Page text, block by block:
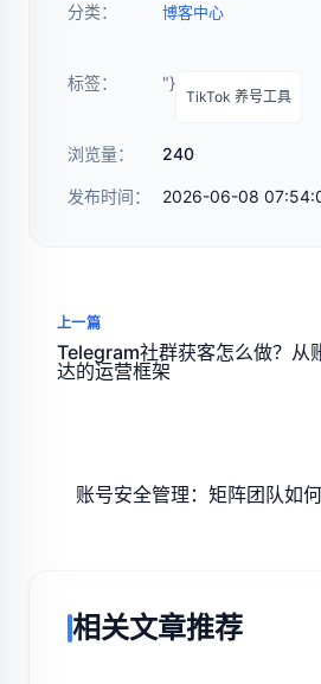
分类： 博客中心
标签： "}
TikTok 养号工具
浏览量： 240
发布时间： 2026-06-08
上一篇
Telegram社群获客怎么做？从
达的运营框架
账号安全管理：矩阵团队如
相关文章推荐